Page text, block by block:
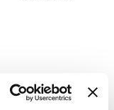
500+ 1000
1,800€ 1,800